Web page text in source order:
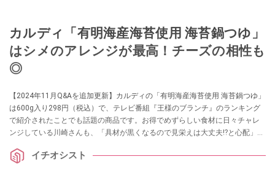
カルディ「有明海産海苔使用 海苔鍋つゆ」
はシメのアレンジが最高！チーズの相性も
◎
【2024年11月Q&Aを追加更新】カルディの「有明海産海苔使用 海苔鍋つゆ」
は600g入り298円（税込）で、テレビ番組『王様のブランチ』のランキング
で紹介されたことでも話題の商品です。お得でめずらしい食材に日々チャレ
ンジしている川崎さんも、「具材が黒くなるので見栄えは大丈夫⁉と心配」し
ポ。海苔鍋を最後まで楽しめるレシピから、一人分から作れるスライスチー
イチオシスト